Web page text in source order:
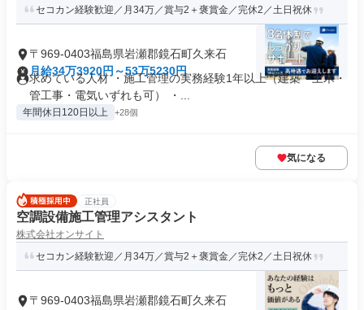
セコカン経験歓迎／月34万／賞与2＋褒賞金／完休2／土日祝休
〒969-0403福島県岩瀬郡鏡石町久来石
月給34万3920円～53万5230円
求めている人材 ・施工管理の実務経験1年以上（建築・土木・
管工事・電気いずれも可） ・...
年間休日120日以上 +28個
気になる
正社員
空調設備施工管理アシスタント
株式会社オンサイト
セコカン経験歓迎／月34万／賞与2＋褒賞金／完休2／土日祝休
〒969-0403福島県岩瀬郡鏡石町久来石